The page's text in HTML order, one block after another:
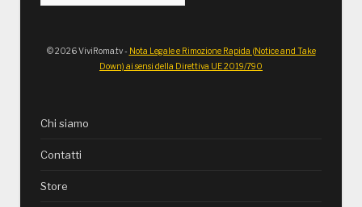
© 2026 ViviRoma.tv - Nota Legale e Rimozione Rapida (Notice and Take
Down) ai sensi della Direttiva UE 2019/790
Chi siamo
Contatti
Store